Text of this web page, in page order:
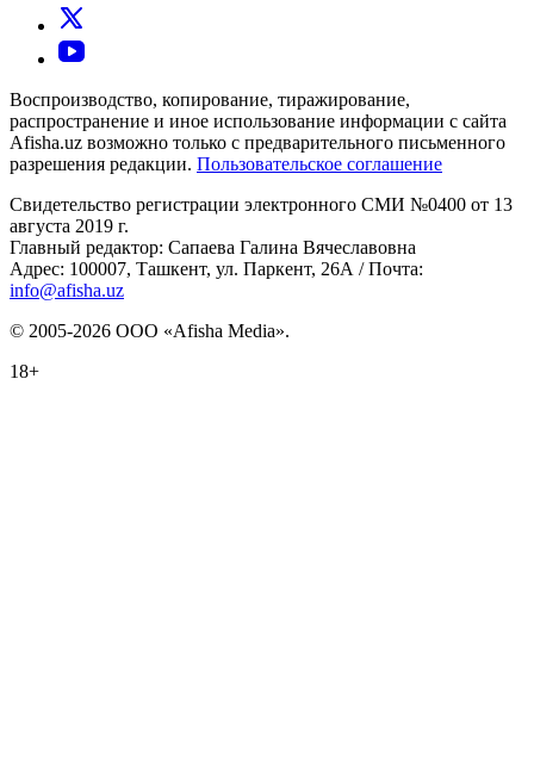
Воспроизводство, копирование, тиражирование,
распространение и иное использование информации с сайта
Afisha.uz возможно только с предварительного письменного
разрешения редакции. Пользовательское соглашение
Свидетельство регистрации электронного СМИ №0400 от 13
августа 2019 г.
Главный редактор: Сапаева Галина Вячеславовна
Адрес: 100007, Ташкент, ул. Паркент, 26А / Почта:
info@afisha.uz
© 2005-2026 ООО «Afisha Media».
18+